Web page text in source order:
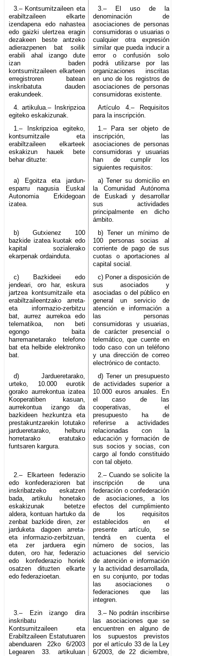
3.– Kontsumitzaileen eta
erabiltzaileen elkarte
izendapena edo nahastea
edo gaizki ulertzea eragin
dezakeen beste antzeko
adierazpenen bat soilik
erabili ahal izango dute
izan baden
kontsumitzaileen elkarteen
erregistroren batean
inskribatuta dauden
erakundeek.
3.– El uso de la
denominación de
asociaciones de personas
consumidoras o usuarias o
cualquier otra expresión
similar que pueda inducir a
error o confusión solo
podrá utilizarse por las
organizaciones inscritas
en uno de los registros de
asociaciones de personas
consumidoras existente.
4. artikulua.– Inskripzioa
egiteko eskakizunak.
Artículo 4.– Requisitos
para la inscripción.
1.– Inskripzioa egiteko,
kontsumitzaile eta
erabiltzaileen elkarteek
eskakizun hauek bete
behar dituzte:
1.– Para ser objeto de
inscripción, las
asociaciones de personas
consumidoras y usuarias
han de cumplir los
siguientes requisitos:
a) Egoitza eta jardun-
esparru nagusia Euskal
Autonomia Erkidegoan
izatea.
a) Tener su domicilio en
la Comunidad Autónoma
de Euskadi y desarrollar
sus actividades
principalmente en dicho
ámbito.
b) Gutxienez 100
bazkide izatea kuotak edo
kapital sozialerako
ekarpenak ordainduta.
b) Tener un mínimo de
100 personas socias al
corriente de pago de sus
cuotas o aportaciones al
capital social.
c) Bazkideei edo
jendeari, oro har, eskura
jartzea kontsumitzaile eta
erabiltzaileentzako arreta-
eta informazio-zerbitzu
bat, aurrez aurrekoa edo
telematikoa, non beti
egongo baita
harremanetarako telefono
bat eta helbide elektroniko
bat.
c) Poner a disposición de
sus asociados y
asociadas o del público en
general un servicio de
atención e información a
las personas
consumidoras y usuarias,
de carácter presencial o
telemático, que cuente en
todo caso con un teléfono
y una dirección de correo
electrónico de contacto.
d) Jardueretarako,
urteko, 10.000 eurotik
gorako aurrekontua izatea
Kooperatiben kasuan,
aurrekontua izango da
bazkideen hezkuntza eta
prestakuntzarekin lotutako
jardueretarako, helburu
horretarako eratutako
funtsaren kargura.
d) Tener un presupuesto
de actividades superior a
10.000 euros anuales. En
el caso de las
cooperativas, el
presupuesto ha de
referirse a actividades
relacionadas con la
educación y formación de
sus socios y socias, con
cargo al fondo constituido
con tal objeto.
2.– Elkarteen federazio
edo konfederazioren bat
inskribatzeko eskatzen
bada, artikulu honetako
eskakizunak betetze
aldera, kontuan hartuko da
zenbat bazkide diren, zer
jarduketa dagoen arreta-
eta informazio-zerbitzuan,
eta zer jarduera egin
duten, oro har, federazio
edo konfederazio horiek
osatzen dituzten elkarte
edo federazioetan.
2.– Cuando se solicite la
inscripción de una
federación o confederación
de asociaciones, a los
efectos del cumplimiento
de los requisitos
establecidos en el
presente artículo, se
tendrá en cuenta el
número de socios, las
actuaciones del servicio
de atención e información
y la actividad desarrollada,
en su conjunto, por todas
las asociaciones o
federaciones que las
integren.
3.– Ezin izango dira
inskribatu
Kontsumitzaileen eta
Erabiltzaileen Estatutuaren
abenduaren 22ko 6/2003
Legearen 33. artikuluan
3.– No podrán inscribirse
las asociaciones que se
encuentren en alguno de
los supuestos previstos
por el artículo 33 de la Ley
6/2003, de 22 diciembre,